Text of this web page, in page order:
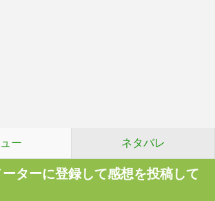
ー ネタバレ
ターに登録して感想を投稿して